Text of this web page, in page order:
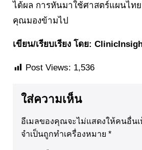
ได้ผล การหันมาใช้ศาสตร์แผนไท
คุณมองข้ามไป
เขียน/เรียบเรียง โดย:
Post Views: 1,536
ใส่ความเห็น
อีเมลของคุณจะไม่แสดงให้คนอื่น
จำเป็นถูกทำเครื่องหมาย *